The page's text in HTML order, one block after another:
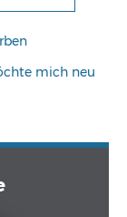
mich neu